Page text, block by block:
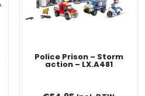
Police Prison – Storm
action – LX.A481